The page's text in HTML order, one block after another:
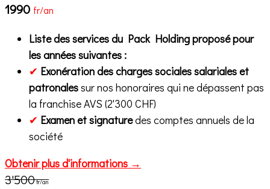
1990 fr/an
Liste des services du Pack Holding proposé pour
les années suivantes :
✔ Exonération des charges sociales salariales et
patronalessur nos honoraires qui ne dépassent pas
la franchise AVS (2'300 CHF)
✔ Examen et signaturedes comptes annuels de la
société
Obtenir plus d'informations →
3'500fr/an